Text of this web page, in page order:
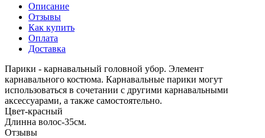
Описание
Отзывы
Как купить
Оплата
Доставка
Парики - карнавальный головной убор. Элемент
карнавального костюма. Карнавальные парики могут
использоваться в сочетании с другими карнавальными
аксессуарами, а также самостоятельно.
Цвет-красный
Длинна волос-35см.
Отзывы